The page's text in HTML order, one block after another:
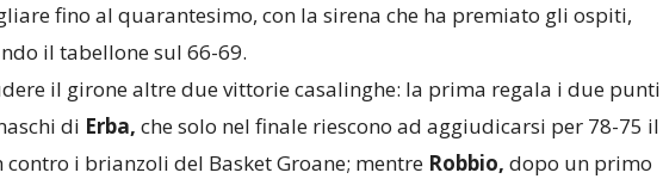
fino al quarantesimo, con la sirena che ha premiato gli ospiti,
il tabellone sul 66-69.
il girone altre due vittorie casalinghe: la prima regala i due punti
di Erba, che solo nel finale riescono ad aggiudicarsi per 78-75 il
contro i brianzoli del Basket Groane; mentre Robbio, dopo un primo